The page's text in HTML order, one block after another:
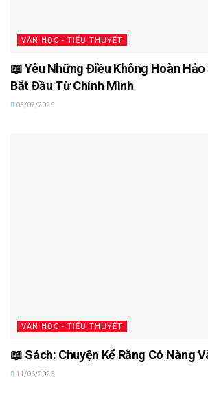
VĂN HỌC - TIỂU THUYẾT
📖 Yêu Những Điều Không Hoàn Hảo
Bắt Đầu Từ Chính Mình
03/07/2026
VĂN HỌC - TIỂU THUYẾT
📖 Sách: Chuyện Kể Rằng Có Nàng
11/06/2026